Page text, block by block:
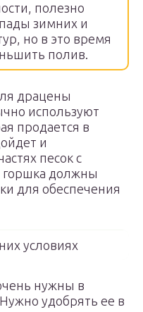
полезно
зимних и
но в это время
полив.
драцены
используют
продается в
и
песок с
горшка должны
для обеспечения
условиях
нужны в
удобрять ее в